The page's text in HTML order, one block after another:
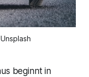
beginnt in